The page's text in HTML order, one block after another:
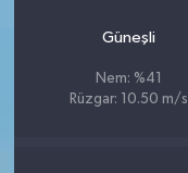
Güneşli
Nem: %41
Rüzgar: 10.50 m/s